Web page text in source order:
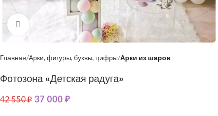
Нажмите, чтобы увеличить
Главная Арки, фигуры, буквы, цифры Арки из шаров
Фотозона «Детская радуга»
42 550₽ 37 000₽